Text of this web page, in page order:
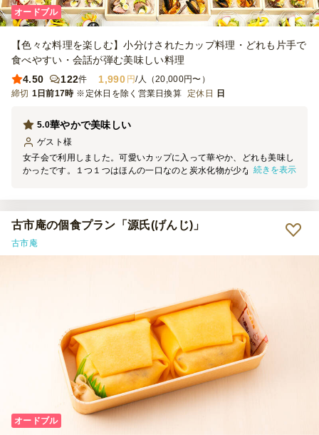
オードブル
【色々な料理を楽しむ】小分けされたカップ料理・どれも片手で
食べやすい・会話が弾む美味しい料理
4.50
122件 1,990 円/人（20,000円〜）
締切 1日前17時 ※定休日を除く営業日換算 定休日 日
華やかで美味しい
5.0
ゲスト 様
女子会で利用しました。可愛いカップに入って華やか、どれも美味し
かったです。１つ１つはほんの一口なのと炭水化物が少ないので量が
です。
続きを表示
古市庵の個食プラン「源氏(げんじ)」
古市庵
オードブル